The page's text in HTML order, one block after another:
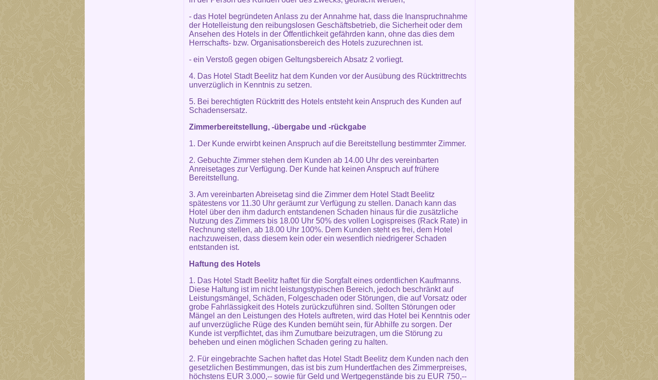
- das Hotel begründeten Anlass zu der Annahme hat, dass die Inanspruchnahme
der Hotelleistung den reibungslosen Geschäftsbetrieb, die Sicherheit oder dem
Ansehen des Hotels in der Öffentlichkeit gefährden kann, ohne das dies dem
Herrschafts- bzw. Organisationsbereich des Hotels zuzurechnen ist.
- ein Verstoß gegen obigen Geltungsbereich Absatz 2 vorliegt.
4. Das Hotel Stadt Beelitz hat dem Kunden vor der Ausübung des Rücktrittrechts
unverzüglich in Kenntnis zu setzen.
5. Bei berechtigten Rücktritt des Hotels entsteht kein Anspruch des Kunden auf
Schadensersatz.
Zimmerbereitstellung, -übergabe und -rückgabe
1. Der Kunde erwirbt keinen Anspruch auf die Bereitstellung bestimmter Zimmer.
2. Gebuchte Zimmer stehen dem Kunden ab 14.00 Uhr des vereinbarten
Anreisetages zur Verfügung. Der Kunde hat keinen Anspruch auf frühere
Bereitstellung.
3. Am vereinbarten Abreisetag sind die Zimmer dem Hotel Stadt Beelitz
spätestens vor 11.30 Uhr geräumt zur Verfügung zu stellen. Danach kann das
Hotel über den ihm dadurch entstandenen Schaden hinaus für die zusätzliche
Nutzung des Zimmers bis 18.00 Uhr 50% des vollen Logispreises (Rack Rate) in
Rechnung stellen, ab 18.00 Uhr 100%. Dem Kunden steht es frei, dem Hotel
nachzuweisen, dass diesem kein oder ein wesentlich niedrigerer Schaden
entstanden ist.
Haftung des Hotels
1. Das Hotel Stadt Beelitz haftet für die Sorgfalt eines ordentlichen Kaufmanns.
Diese Haltung ist im nicht leistungstypischen Bereich, jedoch beschränkt auf
Leistungsmängel, Schäden, Folgeschaden oder Störungen, die auf Vorsatz oder
grobe Fahrlässigkeit des Hotels zurückzuführen sind. Sollten Störungen oder
Mängel an den Leistungen des Hotels auftreten, wird das Hotel bei Kenntnis oder
auf unverzügliche Rüge des Kunden bemüht sein, für Abhilfe zu sorgen. Der
Kunde ist verpflichtet, das ihm Zumutbare beizutragen, um die Störung zu
beheben und einen möglichen Schaden gering zu halten.
2. Für eingebrachte Sachen haftet das Hotel Stadt Beelitz dem Kunden nach den
gesetzlichen Bestimmungen, das ist bis zum Hundertfachen des Zimmerpreises,
höchstens EUR 3.000,-- sowie für Geld und Wertgegenstände bis zu EUR 750,--